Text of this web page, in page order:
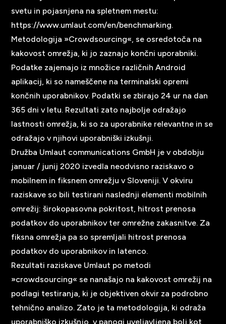
svetu in pojasnjena na spletnem mestu:
https://www.umlaut.com/en/benchmarking.
Metodologija »Crowdsourcing«, se osredotoča na
kakovost omrežja, ki jo zaznajo končni uporabniki.
Podatke zajemajo iz množice različnih Android
aplikacij, ki so nameščene na terminalski opremi
končnih uporabnikov. Podatki se zbirajo 24 ur na dan
365 dni v letu. Rezultati zato najbolje odražajo
lastnosti omrežja, ki so za uporabnike relevantne in se
odražajo v njihovi uporabniški izkušnji.
Družba Umlaut communications GmbH je v obdobju
januar / junij 2020 izvedla neodvisno raziskavo o
mobilnem in fiksnem omrežju v Sloveniji. V okviru
raziskave so bili testirani naslednji elementi mobilnih
omrežij: širokopasovna pokritost, hitrost prenosa
podatkov do uporabnikov ter omrežne zakasnitve. Za
fiksna omrežja pa so spremljali hitrost prenosa
podatkov do uporabnikov in latenco.
Rezultati raziskave Umlaut po metodi
»crowdsourcing« se nanašajo na kakovost omrežij na
podlagi testiranja, ki je objektiven okvir za podrobno
tehnično analizo. Zato je ta metodologija, ki odraža
uporabniško izkušnjo, v panogi uveljavljena bolj kot